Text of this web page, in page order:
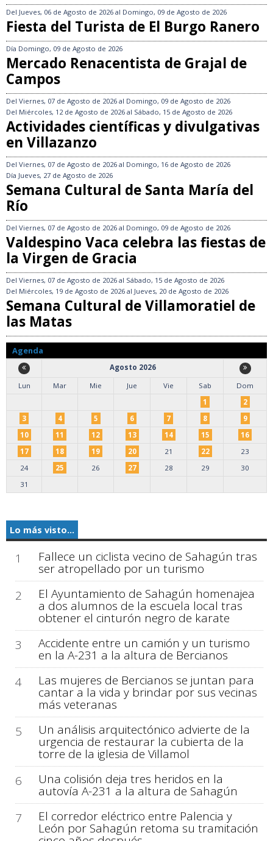
Del Jueves, 06 de Agosto de 2026 al Domingo, 09 de Agosto de 2026
Fiesta del Turista de El Burgo Ranero
Día Domingo, 09 de Agosto de 2026
Mercado Renacentista de Grajal de
Campos
Del Viernes, 07 de Agosto de 2026 al Domingo, 09 de Agosto de 2026
Del Miércoles, 12 de Agosto de 2026 al Sábado, 15 de Agosto de 2026
Actividades científicas y divulgativas
en Villazanzo
Del Viernes, 07 de Agosto de 2026 al Domingo, 16 de Agosto de 2026
Día Jueves, 27 de Agosto de 2026
Semana Cultural de Santa María del
Río
Del Viernes, 07 de Agosto de 2026 al Domingo, 09 de Agosto de 2026
Valdespino Vaca celebra las fiestas de
la Virgen de Gracia
Del Viernes, 07 de Agosto de 2026 al Sábado, 15 de Agosto de 2026
Del Miércoles, 19 de Agosto de 2026 al Jueves, 20 de Agosto de 2026
Semana Cultural de Villamoratiel de
las Matas
Agenda
Agosto 2026
Lun
Mar Mie Jue Vie Sab
Dom
1
2
3
4 5 6 7 8
9
10
11 12 13 14 15
16
17
18 19 20 21 22
23
24
25 26 27 28 29
30
31
Lo más visto...
1 Fallece un ciclista vecino de Sahagún tras
ser atropellado por un turismo
2
El Ayuntamiento de Sahagún homenajea
a dos alumnos de la escuela local tras
obtener el cinturón negro de karate
3
Accidente entre un camión y un turismo
en la A-231 a la altura de Bercianos
4
Las mujeres de Bercianos se juntan para
cantar a la vida y brindar por sus vecinas
más veteranas
5
Un análisis arquitectónico advierte de la
urgencia de restaurar la cubierta de la
torre de la iglesia de Villamol
6
Una colisión deja tres heridos en la
autovía A-231 a la altura de Sahagún
7
El corredor eléctrico entre Palencia y
León por Sahagún retoma su tramitación